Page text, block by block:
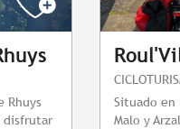
Rhuys
disfrutar
Situado en
Malo y